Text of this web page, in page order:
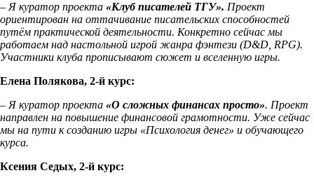
– Я куратор проекта «Клуб писателей ТГУ». Проект
ориентирован на оттачивание писательских способностей
путём практической деятельности. Конкретно сейчас мы
работаем над настольной игрой жанра фэнтези (D&D, RPG).
Участники клуба прописывают сюжет и вселенную игры.
Елена Полякова, 2-й курс:
– Я куратор проекта «О сложных финансах просто». Проект
направлен на повышение финансовой грамотности. Уже сейчас
мы на пути к созданию игры «Психология денег» и обучающего
курса.
Ксения Седых, 2-й курс: